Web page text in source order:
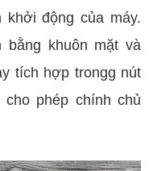
khởi động của máy.
bằng khuôn mặt và
tích hợp trongg nút
phép chính chủ